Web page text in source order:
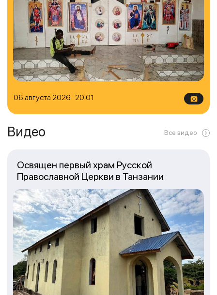
06 августа 2026 20:01
Видео Все видео
Освящен первый храм Русской
Православной Церкви в Танзании